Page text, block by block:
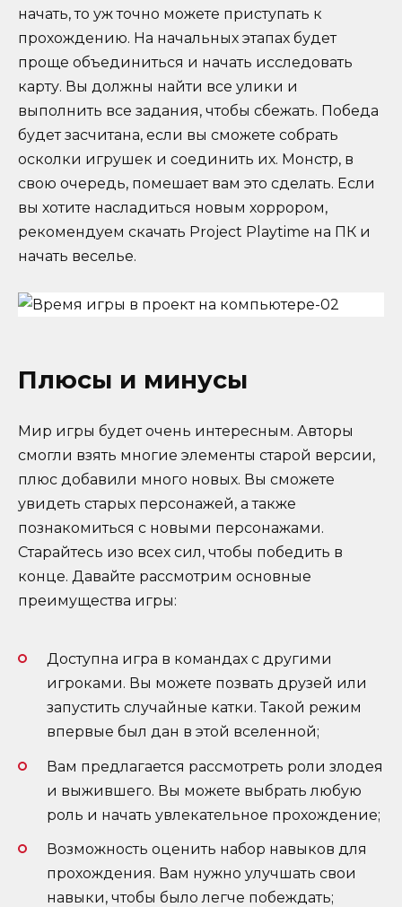
начать, то уж точно можете приступать к
прохождению. На начальных этапах будет
проще объединиться и начать исследовать
карту. Вы должны найти все улики и
выполнить все задания, чтобы сбежать. Победа
будет засчитана, если вы сможете собрать
осколки игрушек и соединить их. Монстр, в
свою очередь, помешает вам это сделать. Если
вы хотите насладиться новым хоррором,
рекомендуем скачать Project Playtime на ПК и
начать веселье.
Плюсы и минусы
Мир игры будет очень интересным. Авторы
смогли взять многие элементы старой версии,
плюс добавили много новых. Вы сможете
увидеть старых персонажей, а также
познакомиться с новыми персонажами.
Старайтесь изо всех сил, чтобы победить в
конце. Давайте рассмотрим основные
преимущества игры:
Доступна игра в командах с другими
игроками. Вы можете позвать друзей или
запустить случайные катки. Такой режим
впервые был дан в этой вселенной;
Вам предлагается рассмотреть роли злодея
и выжившего. Вы можете выбрать любую
роль и начать увлекательное прохождение;
Возможность оценить набор навыков для
прохождения. Вам нужно улучшать свои
навыки, чтобы было легче побеждать;